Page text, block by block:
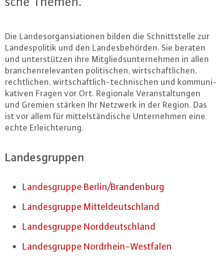
Die Lan­des­or­gansia­tio­nen bilden die Schnitt­stel­le zur
Lan­des­po­li­tik und den Lan­des­be­hör­den. Sie beraten
und un­ter­stüt­zen ihre Mit­glieds­un­ter­neh­men in allen
bran­chen­re­le­van­ten po­li­ti­schen, wirt­schaft­li­chen,
recht­li­chen, wirt­schaft­lich-tech­ni­schen und kom­mu­ni­
ka­ti­ven Fragen vor Ort. Regionale Ver­an­stal­tun­gen
und Gremien stärken Ihr Netzwerk in der Region. Das
ist vor allem für mit­tel­stän­di­sche Un­ter­neh­men eine
echte Er­leich­te­rung.
Lan­des­grup­pen
Lan­des­grup­pe Berlin/Bran­den­burg
Lan­des­grup­pe Mit­tel­deutsch­land
Lan­des­grup­pe Nord­deutsch­land
Lan­des­grup­pe Nord­rhein-West­fa­len